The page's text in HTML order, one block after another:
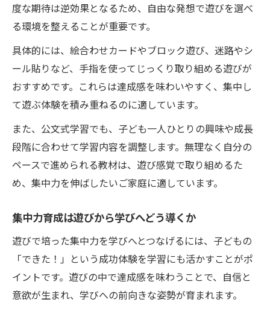
度な期待は逆効果となるため、自由な発想で遊びを選べ
る環境を整えることが重要です。
具体的には、絵合わせカードやブロック遊び、迷路やシ
ール貼りなど、手指を使ってじっくり取り組める遊びが
おすすめです。これらは達成感を味わいやすく、集中し
て遊ぶ体験を積み重ねるのに適しています。
また、公文式学習でも、子ども一人ひとりの興味や成長
段階に合わせて学習内容を調整します。無理なく自分の
ペースで進められる教材は、遊び感覚で取り組めるた
め、集中力を伸ばしたいご家庭に適しています。
集中力育成は遊びから学びへどう導くか
遊びで培った集中力を学びへとつなげるには、子どもの
「できた！」という成功体験を学習にも活かすことがポ
イントです。遊びの中で達成感を味わうことで、自信と
意欲が生まれ、学びへの前向きな姿勢が育まれます。